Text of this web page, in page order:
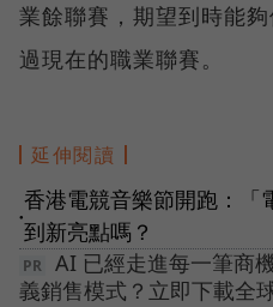
業餘聯賽，期望到時能
過現在的職業聯賽。
延伸閱讀
●
香港電競音樂節開跑：「
到新亮點嗎？
AI 已經走進每一筆商
義銷售模式？立即下載全